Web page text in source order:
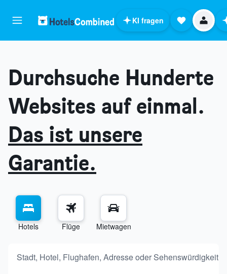
KI fragen
Durchsuche Hunderte
Websites auf einmal.
Das ist unsere
Garantie.
Hotels Flüge Mietwagen
Stadt, Hotel, Flughafen, Adresse oder Sehenswürdigkeit